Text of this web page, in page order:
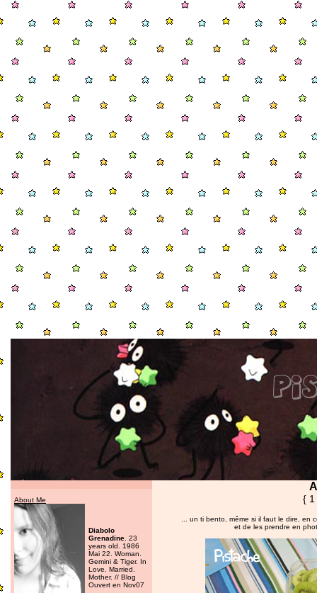
About Me
Diabolo
Grenadine . 23
years old. 1986
Mai 22. Woman.
Gemini & Tiger. In
Love. Married.
Mother. // Blog
Ouvert en Nov07
{ 1
... un ti bento, même si il faut le dire,
et de les prendre en